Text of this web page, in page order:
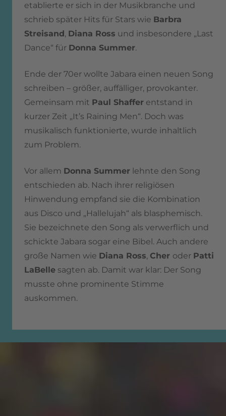
etablierte er sich in der Musikbranche und
schrieb später Hits für Stars wie Barbra
Streisand , Diana Ross und insbesondere „Last
Dance“ für Donna Summer.
Ende der 70er wollte Jabara einen neuen Song
schreiben – größer, auffälliger, provokanter.
Gemeinsam mit Paul Shaffer entstand in
kurzer Zeit „It’s Raining Men“. Doch was
musikalisch funktionierte, wurde inhaltlich
zum Problem.
Vor allem Donna Summer lehnte den Song
entschieden ab. Nach ihrer religiösen
Hinwendung empfand sie die Kombination
aus Disco und „Hallelujah“ als blasphemisch.
Sie bezeichnete den Song als verwerflich und
schickte Jabara sogar eine Bibel. Auch andere
große Namen wie Diana Ross, Cher oder Patti
LaBelle sagten ab. Damit war klar: Der Song
musste ohne prominente Stimme
auskommen.